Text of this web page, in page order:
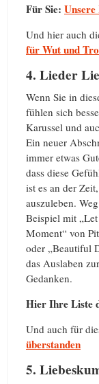
Für Sie:
Und hier auch
für Wut und
4. Lieder
Wenn Sie in
fühlen sich
Karussel und
Ein neuer
immer etwas
dass diese
ist es an der
auszuleben.
Beispiel mit
Moment“ von
oder „Beautiful
das Auslaben
Gedanken.
Hier Ihre Liste
Und auch für
überstanden
5.